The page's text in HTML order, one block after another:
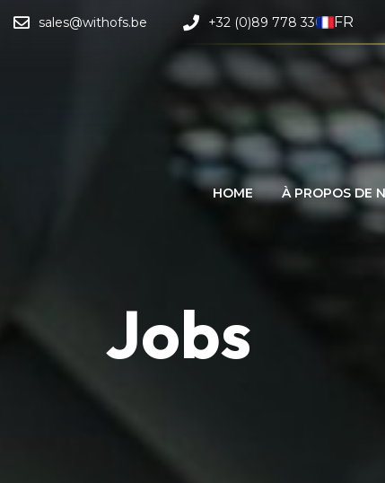
sales@withofs.be +32 (0)89 778 330 FR
HOME À PROPOS DE
Jobs